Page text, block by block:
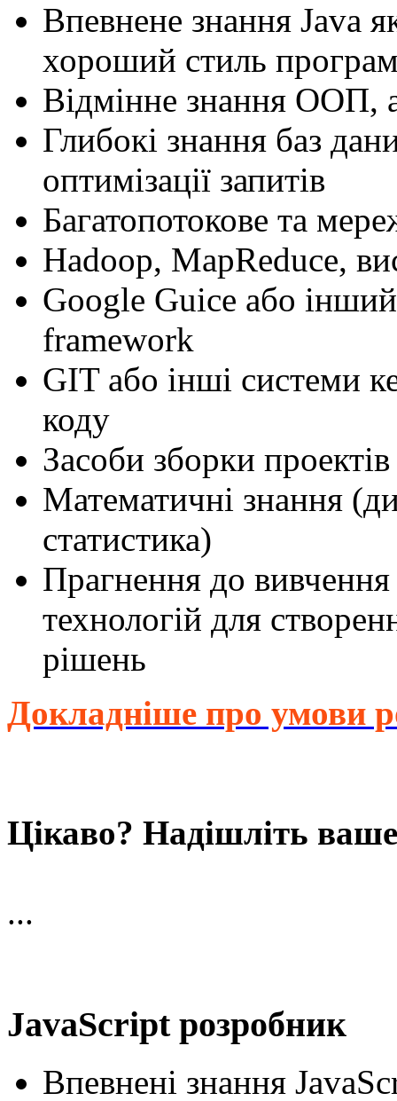
Впевнене знання Java
хороший стиль
Відмінне знання ООП,
Глибокі знання баз
оптимізації запитів
Багатопотокове та
Hadoop, MapReduce,
Google Guice або
framework
GIT або інші системи
коду
Засоби зборки
Математичні знання
статистика)
Прагнення до
технологій для
рішень
Докладніше про умови
Цікаво? Надішліть
...
JavaScript розробник
Впевнені знання